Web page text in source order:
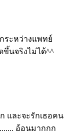
ระหว่างแพทย์
ขึ้นจริงไม่ได้^^
และจะรักเธอคน
อ้อนมากกก